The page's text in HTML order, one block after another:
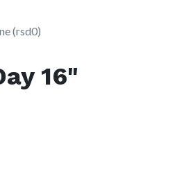
(rsd0)
16"